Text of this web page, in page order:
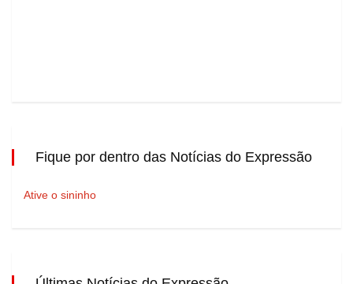
Fique por dentro das Notícias do Expressão
Ative o sininho